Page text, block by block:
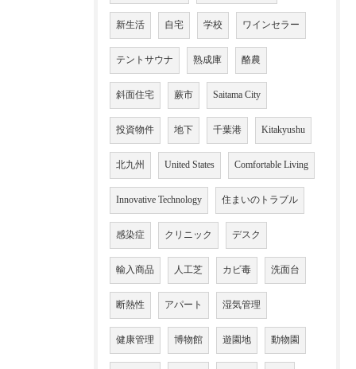
新生活 自宅 学校 ワインセラー
テントサウナ 熟成庫 酪農
斜面住宅 蕨市 Saitama City
投資物件 地下 千葉港 Kitakyushu
北九州 United States Comfortable Living
Innovative Technology 住まいのトラブル
感染症 クリニック デスク
輸入商品 人工芝 カビ毒 洗面台
断熱性 アパート 湿気管理
健康管理 博物館 遊園地 動物園